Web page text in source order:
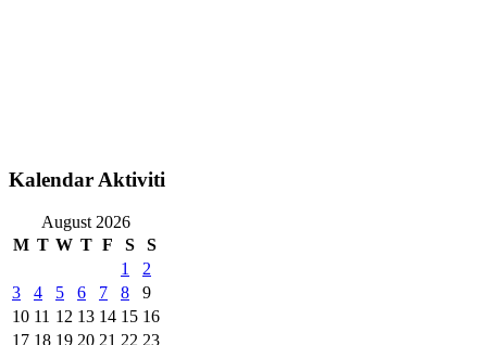
Kalendar Aktiviti
August 2026
M T W T F S
S
1
2
3
4 5 6 7 8
9
10 11 12 13 14 15 16
17 18 19 20 21 22 23